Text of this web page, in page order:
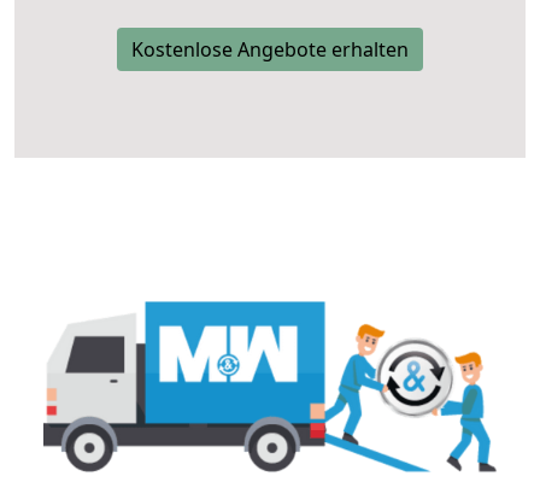
Kostenlose Angebote erhalten